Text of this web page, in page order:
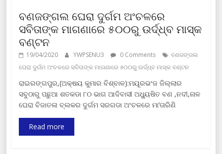
ବଣଜଙ୍ଗଲ ଘେରା ଦୁର୍ଗମ ଅଂଚଳରେ
ସବିତାଙ୍କ ମାଗଣାରେ ୫୦୦ରୁ ଉର୍ଦ୍ଧ୍ବ ମାସ୍କ
ବଣ୍ଟନ
19/04/2020 YWPSENU3 0 Comments
ବଣଜଙ୍ଗଲ
ଘେରା ଦୁର୍ଗମ ଅଂଚଳରେ ସବିତାଙ୍କ ମାଗଣାରେ ୫୦୦ରୁ ଉର୍ଦ୍ଧ୍ବ ମାସ୍କ ବଣ୍ଟନ
ରାଇରଙ୍ଗପୁର,(ଅକ୍ଷୟ କୁମାର ବିଶ୍ବାଳ):ମୟୂରଭଂଜ ଜିଲ୍ଲାର
ସବୁଠାରୁ ପଛୁଆ ଶତକଡା ୮୦ ଭାଗ ଆଦିବାସୀ ଅଧ୍ୟୁଷିତ ବଣ ,ନଦୀ,ନାଳ
ଘେରା ବିଜାତଳା ବ୍ଲକର ଦୁର୍ଗମ ସରଗଡା ଅଂଚଳରେ ମା’ତାରିଣି
Read more